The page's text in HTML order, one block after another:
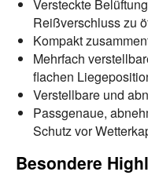
Versteckte
Reißverschluss zu
Kompakt
Mehrfach
flachen
Verstellbare und
Passgenaue,
Schutz vor
Besondere